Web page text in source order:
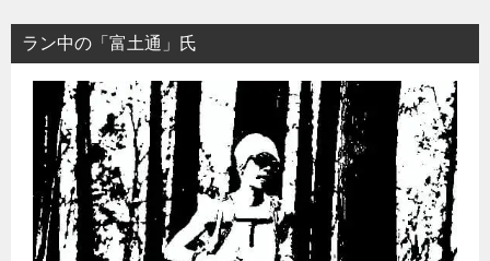
ラン中の「富土通」氏